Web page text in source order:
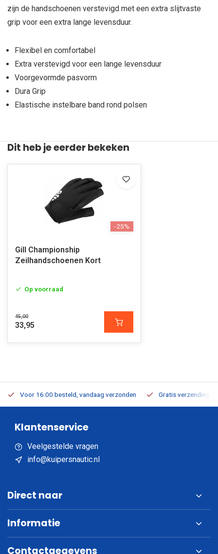
zijn de handschoenen verstevigd met een extra slijtvaste
grip voor een extra lange levensduur.
Flexibel en comfortabel
Extra verstevigd voor een lange levensduur
Voorgevormde pasvorm
Dura Grip
Elastische instelbare band rond polsen
Dit heb je eerder bekeken
-25%
Gill Championship
Zeilhandschoenen Kort
Op voorraad
45,00
33,95
Voor 16:00 besteld, vandaag verzonden Gratis verzending
Klantenservice
Veelgestelde vragen
info@kuipersnautic.nl
Direct naar
Informatie
Contactgegevens